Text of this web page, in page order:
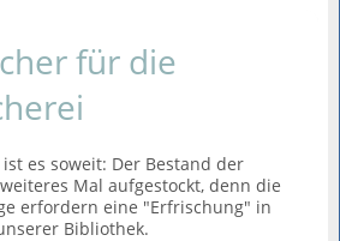
für die
es soweit: Der Bestand der
Mal aufgestockt, denn die
erfordern eine "Erfrischung" in
Bibliothek.